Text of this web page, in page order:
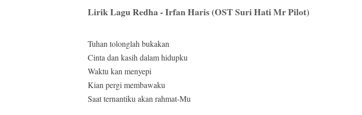
Lirik Lagu Redha - Irfan Haris (OST Suri Hati Mr Pilot)
Tuhan tolonglah bukakan
Cinta dan kasih dalam hidupku
Waktu kan menyepi
Kian pergi membawaku
Saat ternantiku akan rahmat-Mu